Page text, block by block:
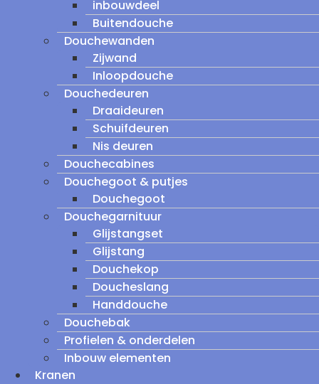
inbouwdeel
Buitendouche
Douchewanden
Zijwand
Inloopdouche
Douchedeuren
Draaideuren
Schuifdeuren
Nis deuren
Douchecabines
Douchegoot & putjes
Douchegoot
Douchegarnituur
Glijstangset
Glijstang
Douchekop
Doucheslang
Handdouche
Douchebak
Profielen & onderdelen
Inbouw elementen
Kranen